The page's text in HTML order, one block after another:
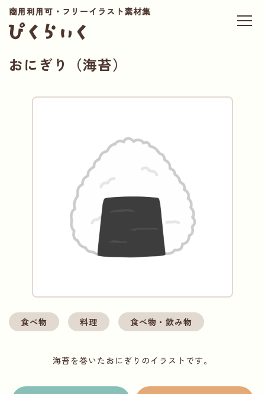
商用利用可・フリーイラスト素材集
おにぎり（海苔）
食べ物 料理 食べ物・飲み物
海苔を巻いたおにぎりのイラストです。